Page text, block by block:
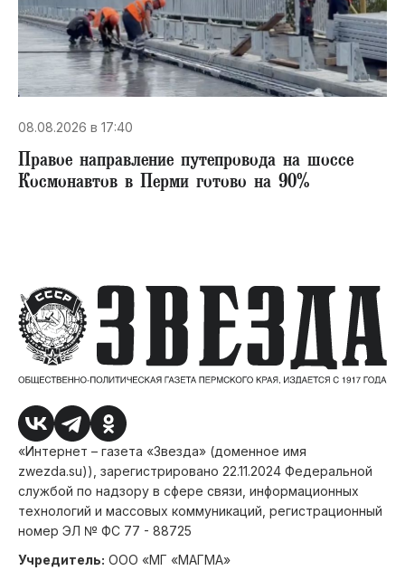
08.08.2026 в 17:40
Правое направление путепровода на шоссе
Космонавтов в Перми готово на 90%
«Интернет – газета «Звезда» (доменное имя
zwezda.su)), зарегистрировано 22.11.2024 Федеральной
службой по надзору в сфере связи, информационных
технологий и массовых коммуникаций, регистрационный
номер ЭЛ № ФС 77 - 88725
Учредитель: ООО «МГ «МАГМА»